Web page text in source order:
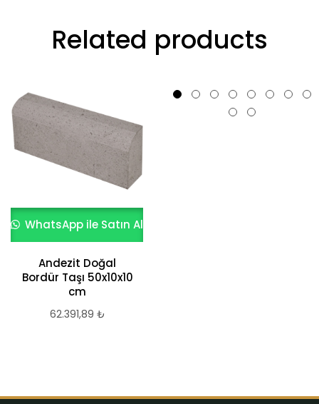
Related products
WhatsApp ile Satın Al
Andezit Doğal
Bordür Taşı 50x10x10
cm
62.391,89 ₺